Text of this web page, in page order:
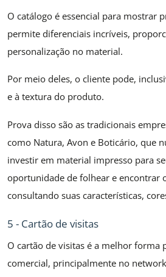
O catálogo é essencial para mostrar
permite diferenciais incríveis,
personalização no material.
Por meio deles, o cliente pode,
e à textura do produto.
Prova disso são as tradicionais
como Natura, Avon e Boticário, que
investir em material impresso para
oportunidade de folhear e encontrar
consultando suas características,
5 - Cartão de visitas
O cartão de visitas é a melhor forma
comercial, principalmente no